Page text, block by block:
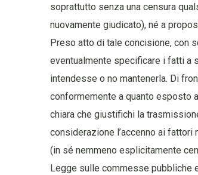
soprattutto senza una censura
nuovamente giudicato), né a
Preso atto di tale concisione, con
eventualmente specificare i fatti a
intendesse o no mantenerla. Di
conformemente a quanto esposto
chiara che giustifichi la
considerazione l’accenno ai
(in sé nemmeno esplicitamente
Legge sulle commesse pubbliche